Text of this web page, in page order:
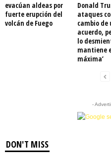
evacúan aldeas por
fuerte erupción del
volcán de Fuego
Donald
ataques
cambio de
acuerdo,
lo
mantiene
máxima’
-
DON'T MISS